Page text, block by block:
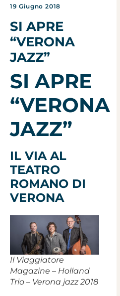
19 Giugno 2018
SI APRE
“VERONA
JAZZ”
SI APRE
“VERONA
JAZZ”
IL VIA AL
TEATRO
ROMANO DI
VERONA
Il Viaggiatore
Magazine – Holland
Trio – Verona jazz 2018